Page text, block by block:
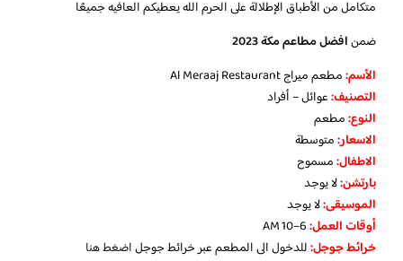
متكامل من الأطباق الإطلالة على الحرم الله يعطيكم العافيه جميعًا
ضمنافضل مطاعم مكة 2023
الأسم:مطعم ميراج Al Meraaj Restaurant
التصنيف:عوائل – أفراد
النوع:مطعم
الاسعار:متوسطة
الاطفال:مسموح
بارتشن:لا يوجد
الموسيقى:لا يوجد
‏أوقات العمل:6–10 AM
خرائط جوجل:للدخول الى المطعم عبر خرائط جوجلاضغط هنا